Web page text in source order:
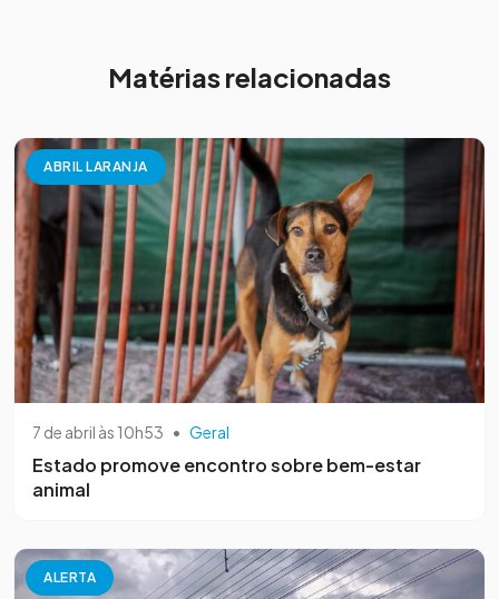
Matérias relacionadas
ABRIL LARANJA
7 de abril às 10h53 • Geral
Estado promove encontro sobre bem-estar
animal
ALERTA